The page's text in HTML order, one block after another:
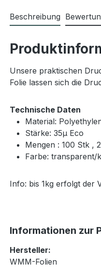
Beschreibung
Unsere praktischen
Folie lassen sich die
Technische Daten
Material:
Stärke: 35μ Eco
Mengen : 100 Stk ,
Farbe: transparent/
Info: bis 1kg erfolgt der
Informationen zur
Hersteller:
WMM-Folien